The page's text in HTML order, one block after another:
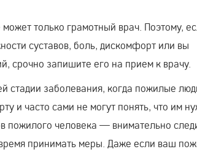
только грамотный врач. Поэтому,
суставов, боль, дискомфорт или вы
срочно запишите его на прием к врачу.
стадии заболевания, когда пожилые
и часто сами не могут понять, что им
пожилого человека — внимательно
принимать меры. Даже если ваш